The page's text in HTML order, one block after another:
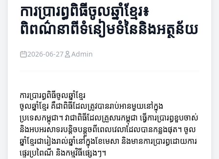
ការប្រារព្ធពិធីចូលឆ្នាំខ្មែរ៖
ពិពណ៌នាពីទំនៀមទំនៃនិងអត្ថន័យ
2026-06-27 Admin
ការប្រារព្ធពិធីចូលឆ្នាំខ្មែរ
ចូលឆ្នាំខ្មែរ គឺជា​ពិធី​ដែល​ត្រូវ​បាន​រាប់អាន​មួយ​នៅក្នុង
ប្រទេសកម្ពុជា។ វាជាពិធីដែលគ្រួសារកម្ពុជា ធ្វើការប្រារព្ធខួបចាស់
និងអបអរសាទរបន្តិចបន្តួចពីពេលវេលាដែលបានកន្លងផុត។ ចូល
ឆ្នាំខ្មែរជារៀងរាល់ឆ្នាំនៅក្នុងខែមេសា និងមានការប្រារព្ធដោយការ
ផ្ទេរប្រពៃណី និងកម្មវិធីផ្សេងៗ។